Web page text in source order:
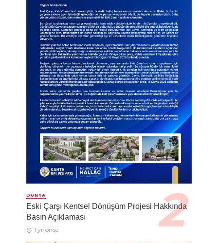
DÜNYA
Eski Çarşı Kentsel Dönüşüm Projesi Hakkında
Basın Açıklaması
1 yıl önce